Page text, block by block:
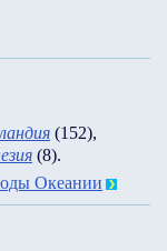
(152),
(8).
Океании